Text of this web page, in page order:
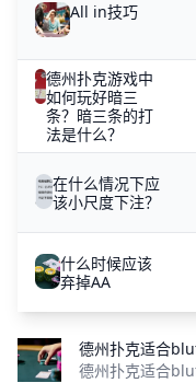
All in技巧
德州扑克游戏中
如何玩好暗三
条？暗三条的打
法是什么？
在什么情况下应
该小尺度下注？
什么时候应该
弃掉AA